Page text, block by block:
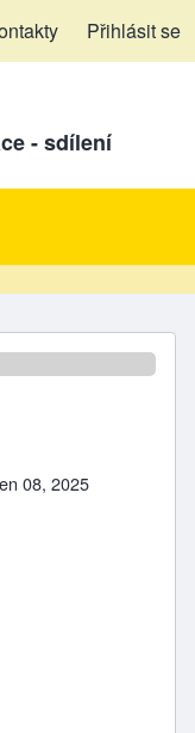
Přihlásit se
- sdílení
08, 2025